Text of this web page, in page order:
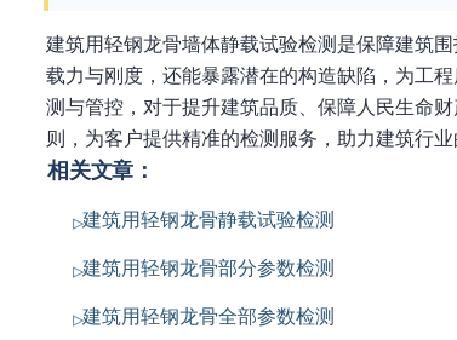
建筑用轻钢龙骨墙体静载试验检测是保障建筑
载力与刚度，还能暴露潜在的构造缺陷，为工
测与管控，对于提升建筑品质、保障人民生命
则，为客户提供精准的检测服务，助力建筑行业
相关文章：
建筑用轻钢龙骨静载试验检测
建筑用轻钢龙骨部分参数检测
建筑用轻钢龙骨全部参数检测